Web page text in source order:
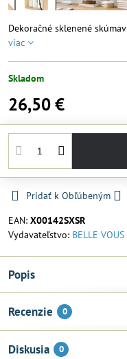
Dekoračné sklenené
viac
Skladom
26,50 €
Pridať k Obľúbeným
EAN: X00142SXSR
Vydavateľstvo: BELLE VOUS
Popis
Recenzie 0
Diskusia 0